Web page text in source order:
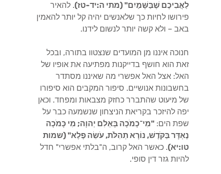
לַאֲבִיכֶם שֶׁבַּשָּׁמַיִם" (מתי ה:יד-טז). להאיר
פירושו לחיות כך שלאנשים יהיה קל יותר להאמין
באב – ולא קשה יותר לנשום לידנו.
חנוכה איננו מן המועדים שנצטוו בתורה, ובכל
זאת הוא חושף בדייקנות מפתיעה את אופיו של
האל: אצל האל אפשרי מה שאיננו מסתדר
בחשבונות אנושיים. סיפור המקבים הוא סיפורו
של מיעוט שהתברר כחזק מצבאות ומפחד. וכאן
יפה להיזכר בקריאת הניצחון שנשמעה כבר על
שפת הים: "מִי־כָמֹכָה בָּאֵלִם יְהוָה; מִי כָּמֹכָה
נֶאְדָּר בַּקֹּדֶשׁ, נוֹרָא תְהִלֹּת, עֹשֵׂה פֶלֶא" (שמות
טו:יא). כאשר האל קרוב, ה"בלתי אפשרי" חדל
להיות גזר דין סופי.